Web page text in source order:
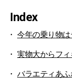
Index
今年の乗り物は
実物大からフィ
バラエティあ